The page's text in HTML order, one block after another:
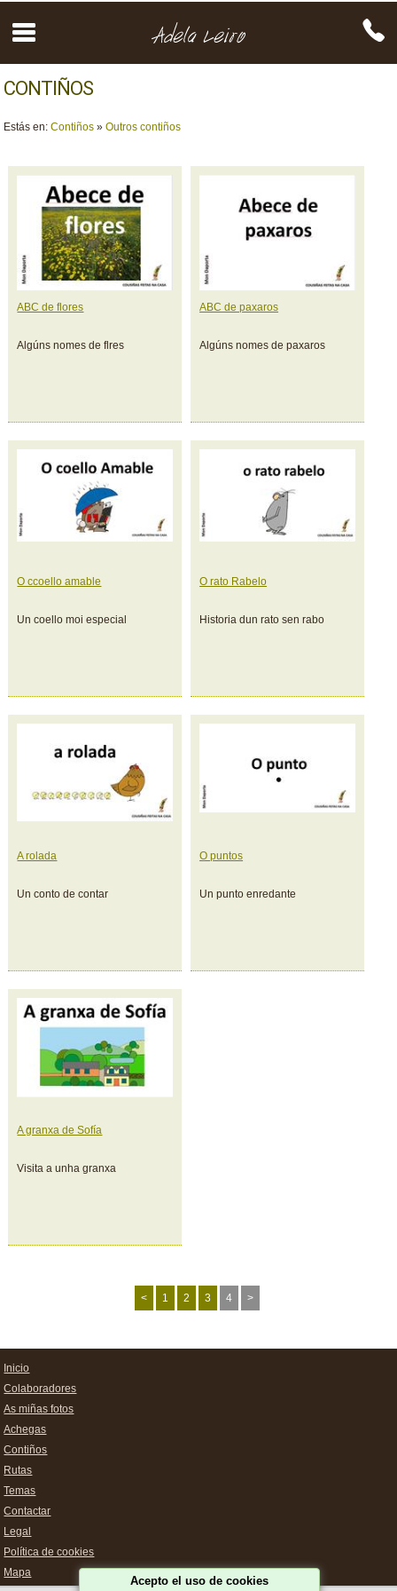
CONTIÑOS
Estás en: Contiños »Outros contiños
ABC de flores
Algúns nomes de flres
ABC de paxaros
Algúns nomes de paxaros
O ccoello amable
Un coello moi especial
O rato Rabelo
Historia dun rato sen rabo
A rolada
Un conto de contar
O puntos
Un punto enredante
A granxa de Sofía
Visita a unha granxa
< 1 2 3 4 >
Inicio
Colaboradores
As miñas fotos
Achegas
Contiños
Rutas
Temas
Contactar
Legal
Política de cookies
Mapa
Acepto el uso de cookies